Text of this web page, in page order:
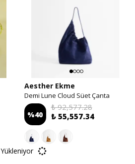
Aesther Ekme
Demi Lune Cloud Süet Çanta
%40
₺ 92,577.28
₺ 55,557.34
Yükleniyor